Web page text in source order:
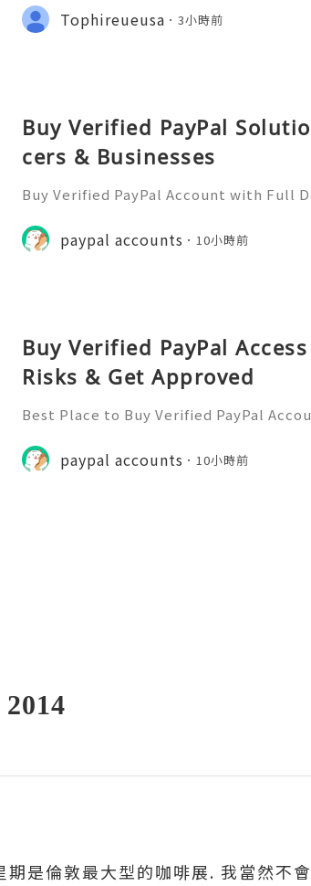
Social network and have Likes,
hares On All Of Your Posts. W
Tophireueusa 3小時前
Buy Verified PayPal
cers & Businesses
Buy Verified PayPal Account with Full
m: @BuySmmZone ✅ Skype:
paypal accounts 10小時前
Buy Verified PayPal
Risks & Get Approved
Best Place to Buy Verified PayPal
026, transaction speed is the ultimate
er you are bidding on a
paypal accounts 10小時前
是倫敦最大型的咖啡展. 我當然不